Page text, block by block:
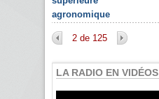
agronomique
2 de 125
LA RADIO EN VIDÉOS